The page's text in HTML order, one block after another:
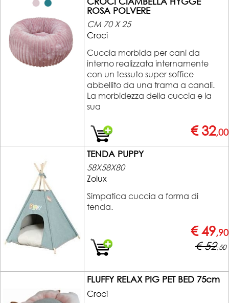
ROSA POLVERE
CM 70 X 25
Croci
Cuccia morbida per cani da
interno realizzata internamente
con un tessuto super soffice
abbellito da una trama a canali.
La morbidezza della cuccia e la
sua
€ 32,00
TENDA PUPPY
58X58X80
Zolux
Simpatica cuccia a forma di
tenda.
€ 49,90
€ 52,50
FLUFFY RELAX PIG PET BED 75cm
Croci